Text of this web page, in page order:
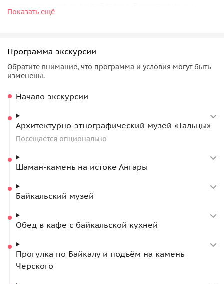
увидите дружелюбных нерп и рыб, которые водятся в
Прогулка по священному озеру
Конечно же, пройдёмся по озеру: зимой вас ждёт
Байкале. На кресельном подъёмнике доберёмся на
исток Ангары и панорама окрестностей.
Спустившись, увидим стелу из байкальского мрамора,
Александра Вампилова. Обязательно заглянем на рыбно-
сувенирный рынок где вы купите всё, что вам
приглянется.
посетить архитектурно-этнографический музей под
билеты 350 руб./чел.;
побывать в Нерпинарии, где умные байкальские
Показать ещё
Программа экскурсии
Обратите внимание, что программа и условия могут быть
изменены.
Начало экскурсии
Архитектурно-этнографический музей «Тальцы»
Посещается опционально
Шаман-камень на истоке Ангары
Байкальский музей
Обед в кафе с байкальской кухней
Прогулка по Байкалу и подъём на камень
Черского